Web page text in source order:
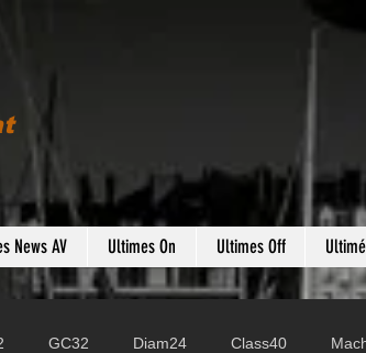
News AV Ultimes On Ultimes Off
GC32 Diam24 Class40